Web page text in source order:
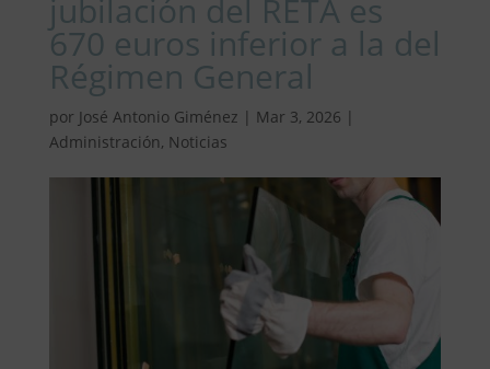
jubilación del RETA es
670 euros inferior a la del
Régimen General
por José Antonio Giménez | Mar 3, 2026 |
Administración, Noticias